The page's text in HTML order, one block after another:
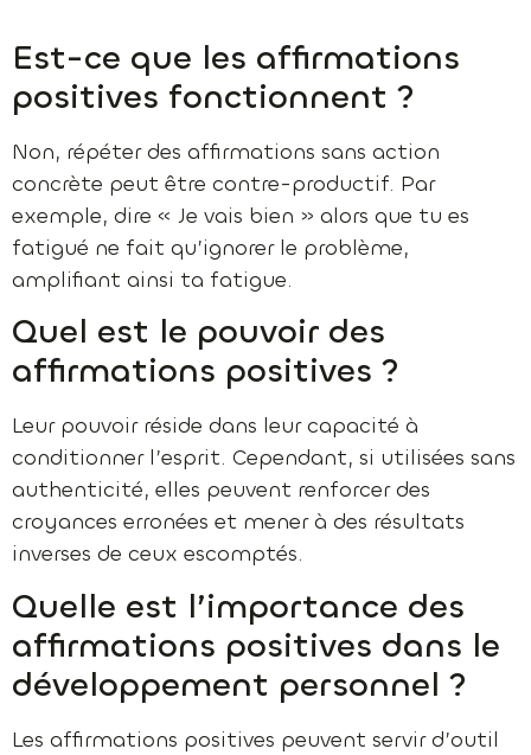
Est-ce que les affirmations
positives fonctionnent ?
Non, répéter des affirmations sans action
concrète peut être contre-productif. Par
exemple, dire « Je vais bien » alors que tu es
fatigué ne fait qu’ignorer le problème,
amplifiant ainsi ta fatigue.
Quel est le pouvoir des
affirmations positives ?
Leur pouvoir réside dans leur capacité à
conditionner l’esprit. Cependant, si utilisées sans
authenticité, elles peuvent renforcer des
croyances erronées et mener à des résultats
inverses de ceux escomptés.
Quelle est l’importance des
affirmations positives dans le
développement personnel ?
Les affirmations positives peuvent servir d’outil